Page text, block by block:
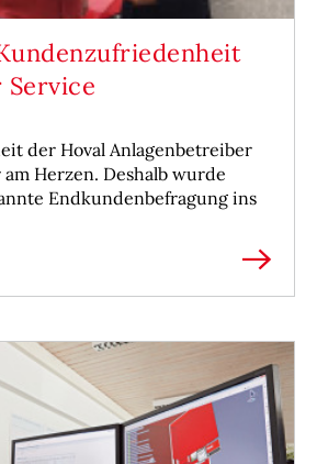
der Hoval Anlagenbetreiber
Herzen. Deshalb wurde
Endkundenbefragung ins